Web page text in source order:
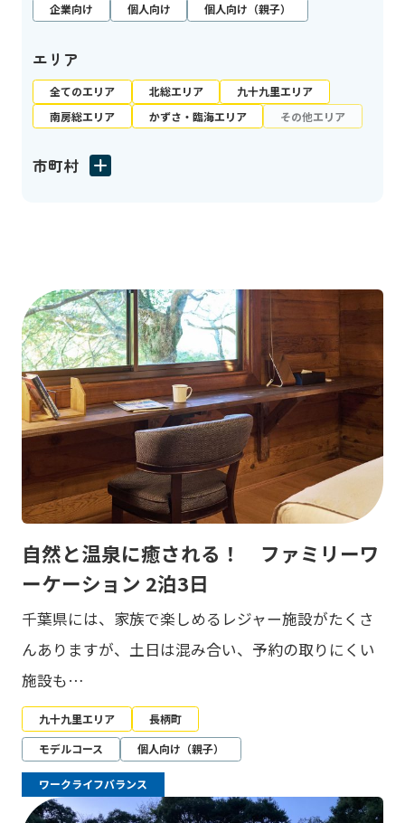
企業向け
個人向け 個人向け（親子）
エリア
全てのエリア 北総エリア
九十九里エリア
南房総エリア
かずさ・臨海エリア その他エリア
市町村
自然と温泉に癒される！ ファミリーワ
ーケーション 2泊3日
千葉県には、家族で楽しめるレジャー施設がたくさ
んありますが、土日は混み合い、予約の取りにくい
施設も…
九十九里エリア
長柄町
モデルコース
個人向け（親子）
ワークライフバランス